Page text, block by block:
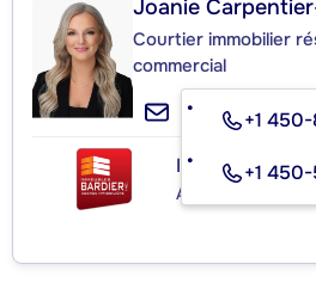
Joanie
Courtier immobilier
commercial
+1
+1
IMMEUBLES
Agence